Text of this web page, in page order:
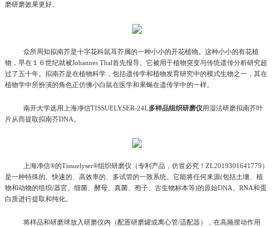
磨研磨效果更好。
众所周知拟南芥是十字花科鼠耳芥属的一种小小的开花植物。这种小小的有花植
物，早在１６世纪就被Johannes Thal首先报导。它被用于植物突变与传统遗传分析研究超
过了五十年。拟南芥是在植物科学，包括遗传学和植物发育研究中的模式生物之一，其在
植物学中所扮演的角色正仿佛小白鼠在医学和果蝇在遗传学中的一样。
南开大学选用上海净信TISSUELYSER-24L多样品组织研磨仪用湿法研磨拟南芥叶
片从而提取拟南芥DNA。
上海净信®的Tissuelyser®组织研磨仪（专利产品，仿冒必究！ZL2019301641779）
是一种特殊的、快速的、高效率的、多试管的一致系统。它能将任何来源(包括土壤、植
物和动物的组织/器官、细菌、酵母、真菌、孢子、古生物标本等)的原始DNA、RNA和蛋
白质进行提取和纯化。
将样品和研磨球放入研磨仪内（配置研磨罐或离心管/适配器），在高频摆动作用